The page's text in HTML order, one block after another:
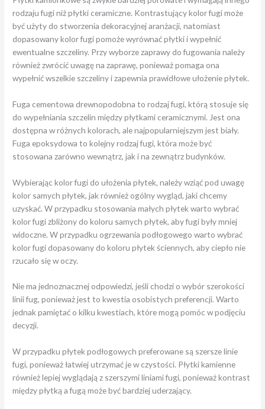
rodzaju fugi niż płytki ceramiczne. Kontrastujący kolor fugi może
być użyty do stworzenia dekoracyjnej aranżacji, natomiast
dopasowany kolor fugi pomoże wyrównać płytki i wypełnić
ewentualne szczeliny. Przy wyborze zaprawy do fugowania należy
również zwrócić uwagę na zaprawę, ponieważ pomaga ona
wypełnić wszelkie szczeliny i zapewnia prawidłowe ułożenie płytek.
Fuga cementowa drewnopodobna to rodzaj fugi, którą stosuje się
do wypełniania szczelin między płytkami ceramicznymi. Jest ona
dostępna w różnych kolorach, ale najpopularniejszym jest biały.
Fuga epoksydowa to kolejny rodzaj fugi, która może być
stosowana zarówno wewnątrz, jak i na zewnątrz budynków.
Wybierając kolor fugi do ułożenia płytek, należy wziąć pod uwagę
kolor samych płytek, jak również ogólny wygląd, jaki chcemy
uzyskać. W przypadku stosowania małych płytek warto wybrać
kolor fugi zbliżony do koloru samych płytek, aby fugi były mniej
widoczne. W przypadku ogrzewania podłogowego warto wybrać
kolor fugi dopasowany do koloru płytek ściennych, aby ciepło nie
rzucało się w oczy.
Nie ma jednoznacznej odpowiedzi, jeśli chodzi o wybór szerokości
linii fug, ponieważ jest to kwestia osobistych preferencji. Warto
jednak pamiętać o kilku kwestiach, które mogą pomóc w podjęciu
decyzji.
W przypadku płytek podłogowych preferowane są szersze linie
fugi, ponieważ łatwiej utrzymać je w czystości. Płytki kamienne
również lepiej wyglądają z szerszymi liniami fugi, ponieważ kontrast
między płytką a fugą może być bardziej uderzający.